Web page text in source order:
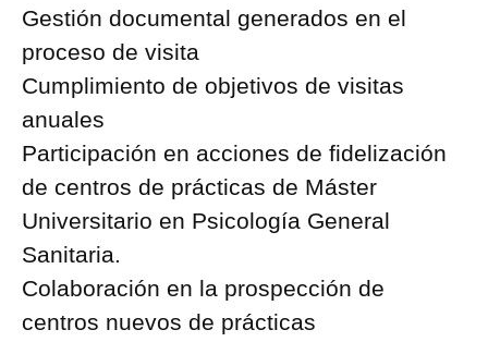
Gestión documental generados en el
proceso de visita
Cumplimiento de objetivos de visitas
anuales
Participación en acciones de fidelización
de centros de prácticas de Máster
Universitario en Psicología General
Sanitaria.
Colaboración en la prospección de
centros nuevos de prácticas